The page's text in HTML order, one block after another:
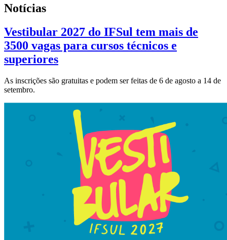
Notícias
Vestibular 2027 do IFSul tem mais de
3500 vagas para cursos técnicos e
superiores
As inscrições são gratuitas e podem ser feitas de 6 de agosto a 14 de
setembro.